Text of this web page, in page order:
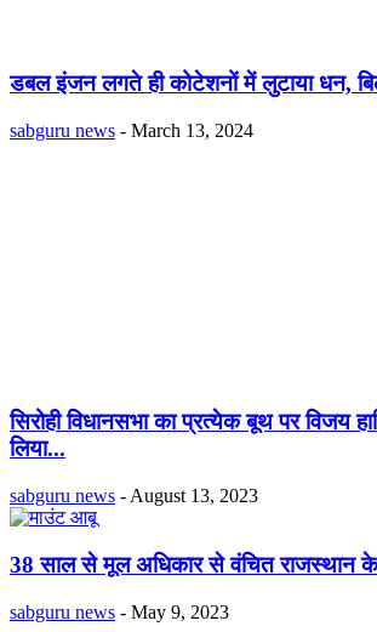
डबल इंजन लगते ही कोटेशनों में लुटाया धन,
sabguru news - March 13, 2024
सिरोही विधानसभा का प्रत्येक बूथ पर विजय
लिया...
sabguru news - August 13, 2023
38 साल से मूल अधिकार से वंचित राजस्थान
sabguru news - May 9, 2023